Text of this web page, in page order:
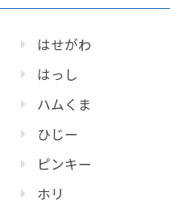
はせがわ
はっし
ハムくま
ひじー
ピンキー
ホリ